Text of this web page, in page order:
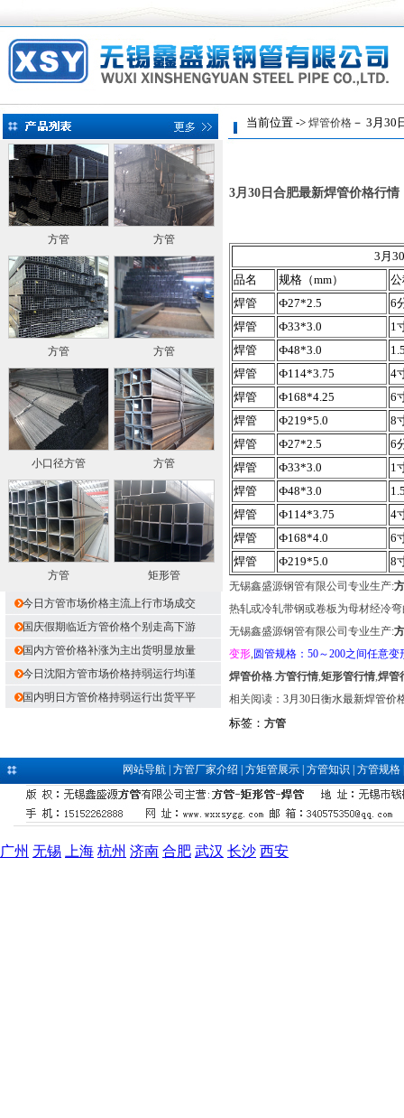
方管 方管
方管 方管
小口径方管 方管
方管 矩形管
今日方管市场价格主流上行市场成交
国庆假期临近方管价格个别走高下游
国内方管价格补涨为主出货明显放量
今日沈阳方管市场价格持弱运行均谨
国内明日方管价格持弱运行出货平平
当前位置 -> 焊管价格 － 3月30
3月30日合肥最新焊管价格行情
3月
品名
规格（mm）
焊管
Ф27*2.5
6
焊管
Ф33*3.0
1
焊管
Ф48*3.0
焊管
Ф114*3.75
4
焊管
Ф168*4.25
6
焊管
Ф219*5.0
8
焊管
Ф27*2.5
6
焊管
Ф33*3.0
1
焊管
Ф48*3.0
焊管
Ф114*3.75
4
焊管
Ф168*4.0
6
焊管
Ф219*5.0 8
无锡鑫盛源钢管有限公司专业生产:
热轧或冷轧带钢或卷板为母材经冷
无锡鑫盛源钢管有限公司专业生产:
变形, 圆管规格：50～200之间任意变
焊管价格.方管行情,矩形管行情,焊管
相关阅读： 3月30日衡水最新焊管价
标签： 方管
网站导航| 方管厂家介绍 方矩管展示| 方管知识 方管规格
广州 无锡 上海 杭州 济南 合肥 武汉 长沙 西安